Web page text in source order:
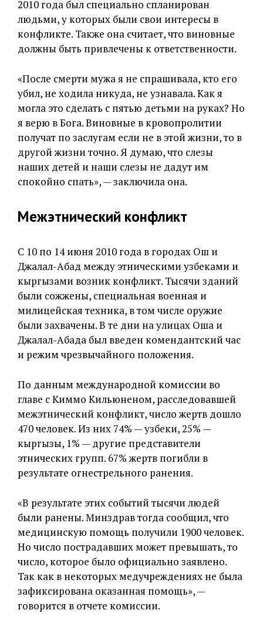
2010 года был специально спланирован
людьми, у которых были свои интересы в
конфликте. Также она считает, что виновные
должны быть привлечены к ответственности.
«После смерти мужа я не спрашивала, кто его
убил, не ходила никуда, не узнавала. Как я
могла это сделать с пятью детьми на руках? Но
я верю в Бога. Виновные в кровопролитии
получат по заслугам если не в этой жизни, то в
другой жизни точно. Я думаю, что слезы
наших детей и наши слезы не дадут им
спокойно спать», — заключила она.
Межэтнический конфликт
С 10 по 14 июня 2010 года в городах Ош и
Джалал-Абад между этническими узбеками и
кыргызами возник конфликт. Тысячи зданий
были сожжены, специальная военная и
милицейская техника, в том числе оружие
были захвачены. В те дни на улицах Оша и
Джалал-Абада был введен комендантский час
и режим чрезвычайного положения.
По данным международной комиссии во
главе с Киммо Кильюненом, расследовавшей
межэтнический конфликт, число жертв дошло
470 человек. Из них 74% — узбеки, 25% —
кыргызы, 1% — другие представители
этнических групп. 67% жертв погибли в
результате огнестрельного ранения.
«В результате этих событий тысячи людей
были ранены. Минздрав тогда сообщил, что
медицинскую помощь получили 1900 человек.
Но число пострадавших может превышать, то
число, которое было официально заявлено.
Так как в некоторых медучреждениях не была
зафиксирована оказанная помощь», —
говорится в отчете комиссии.